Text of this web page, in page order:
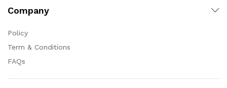
Company
Policy
Term & Conditions
FAQs